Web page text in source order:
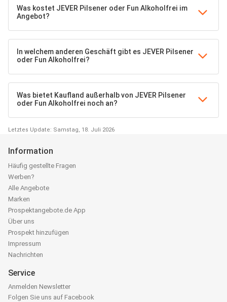
Was kostet JEVER Pilsener oder Fun Alkoholfrei im
Angebot?
In welchem anderen Geschäft gibt es JEVER Pilsener
oder Fun Alkoholfrei?
Was bietet Kaufland außerhalb von JEVER Pilsener
oder Fun Alkoholfrei noch an?
Letztes Update: Samstag, 18. Juli 2026
Information
Häufig gestellte Fragen
Werben?
Alle Angebote
Marken
Prospektangebote.de App
Über uns
Prospekt hinzufügen
Impressum
Nachrichten
Service
Anmelden Newsletter
Folgen Sie uns auf Facebook